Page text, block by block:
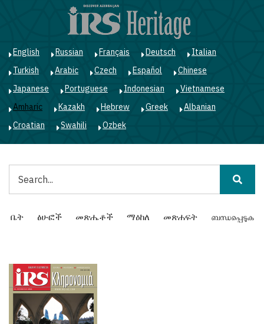
English Russian Français Deutsch
Italian
Turkish
Arabic Czech Español
Chinese
Japanese
Portuguese Indonesian
Vietnamese
Amharic
Kazakh Hebrew Greek
Albanian
Croatian
Swahili Ozbek
Main
navigation
ቤት ፅሁፎች መጽሔቶች ማዕከለ መጽሐፍት ബന്ധപ്പെടുക